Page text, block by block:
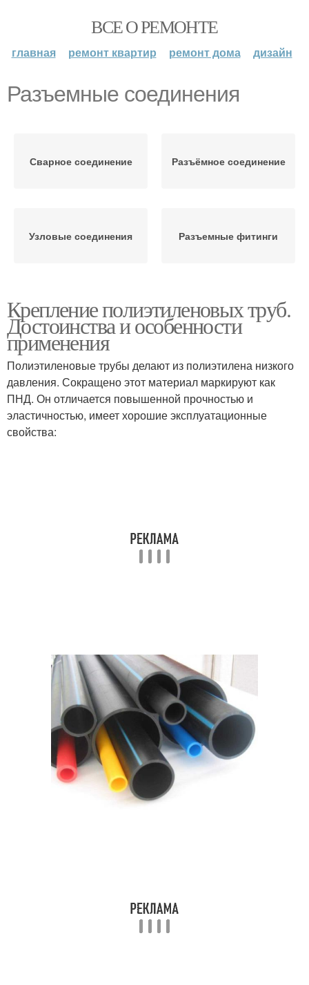
ВСЕ О РЕМОНТЕ
главная ремонт квартир ремонт дома дизайн
Разъемные соединения
Сварное соединение Разъёмное соединение
Узловые соединения Разъемные фитинги
Крепление полиэтиленовых труб.
Достоинства и особенности
применения
Полиэтиленовые трубы делают из полиэтилена низкого
давления. Сокращено этот материал маркируют как
ПНД. Он отличается повышенной прочностью и
эластичностью, имеет хорошие эксплуатационные
свойства: